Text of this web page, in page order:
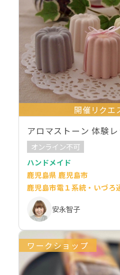
開催リクエ
アロマストーン 体験
オンライン不可
ハンドメイド
鹿児島県 鹿児島市
鹿児島市電１系統・いづろ
安永智子
ワークショップ